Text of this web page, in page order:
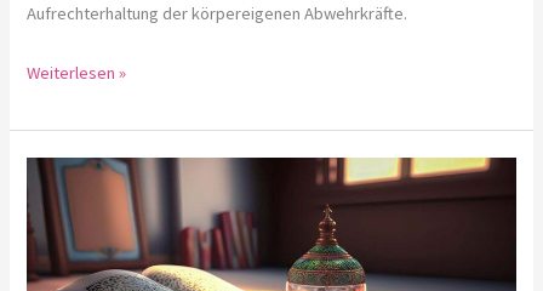
Aufrechterhaltung der körpereigenen Abwehrkräfte.
Weiterlesen »
Das
Muster
der
Meditation: